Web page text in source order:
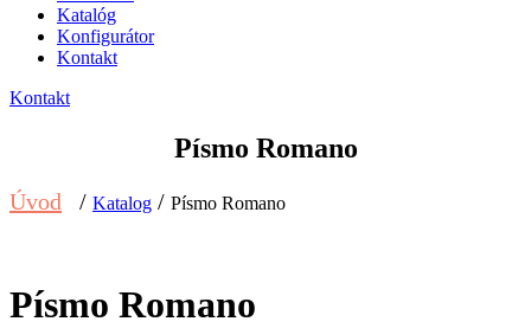
Katalóg
Konfigurátor
Kontakt
Kontakt
Písmo Romano
Úvod / Katalog / Písmo Romano
Písmo Romano